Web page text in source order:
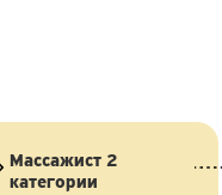
Массажист 2
категории